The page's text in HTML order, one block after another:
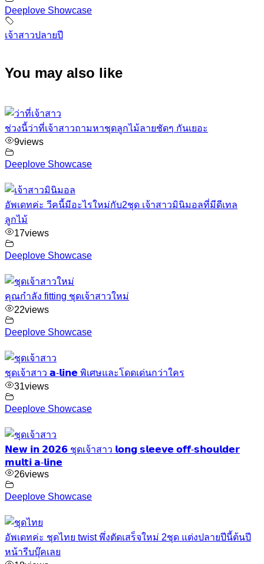
Deeplove Showcase
เจ้าสาวปลายปี
You may also like
ช่วงนี้ว่าที่เจ้าสาวถามหาชุดลูกไม้ลายชัดๆ กันเยอะ
9views
Deeplove Showcase
อัพเดทค่ะ วีคนี้มีอะไรใหม่กับ2ชุด เจ้าสาวมินิมอลที่มีดีเทล
ลูกไม้
17views
Deeplove Showcase
คุณกำลัง fitting ชุดเจ้าสาวใหม่
22views
Deeplove Showcase
ชุดเจ้าสาว 𝗮-𝗹𝗶𝗻𝗲 พิเศษและโดดเด่นกว่าใคร
31views
Deeplove Showcase
𝗡𝗲𝘄 𝗶𝗻 𝟮𝟬𝟮𝟲 ชุดเจ้าสาว 𝗹𝗼𝗻𝗴 𝘀𝗹𝗲𝗲𝘃𝗲 𝗼𝗳𝗳-𝘀𝗵𝗼𝘂𝗹𝗱𝗲𝗿
𝗺𝘂𝗹𝘁𝗶 𝗮-𝗹𝗶𝗻𝗲
26views
Deeplove Showcase
อัพเดทค่ะ ชุดไทย twist พึ่งตัดเสร็จใหม่ 2ชุด แต่งปลายปีนี้ต้นปี
หน้ารีบบุ๊คเลย